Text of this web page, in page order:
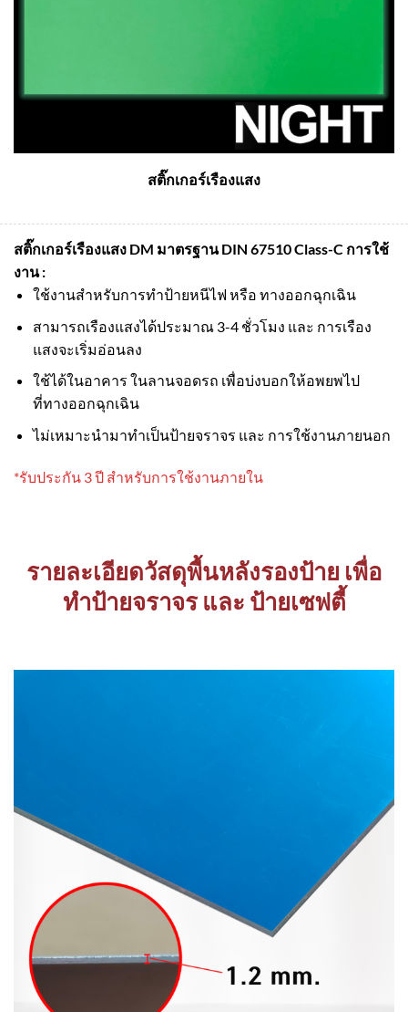
สติ๊กเกอร์เรืองแสง
สติ๊กเกอร์เรืองแสง DM มาตรฐาน DIN 67510 Class-C การใช้
งาน :
ใช้งานสำหรับการทำป้ายหนีไฟ หรือ ทางออกฉุกเฉิน
สามารถเรืองแสงได้ประมาณ 3-4 ชั่วโมง และ การเรือง
แสงจะเริ่มอ่อนลง
ใช้ได้ในอาคาร ในลานจอดรถ เพื่อบ่งบอกให้อพยพไป
ที่ทางออกฉุกเฉิน
ไม่เหมาะนำมาทำเป็นป้ายจราจร และ การใช้งานภายนอก
*รับประกัน 3 ปี สำหรับการใช้งานภายใน
รายละเอียดวัสดุพื้นหลังรองป้าย เพื่อ
ทำป้ายจราจร และ ป้ายเซฟตี้